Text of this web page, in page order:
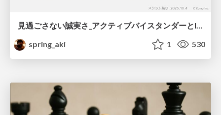
spring_aki
1 530